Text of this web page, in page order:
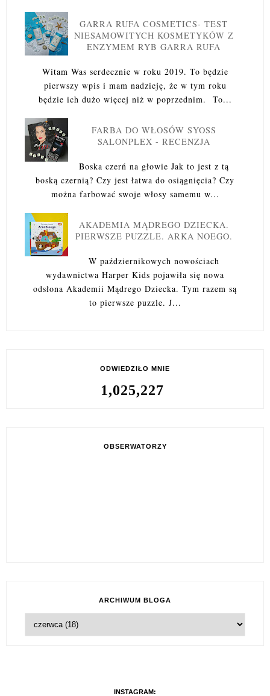
GARRA RUFA COSMETICS- TEST
NIESAMOWITYCH KOSMETYKÓW Z
ENZYMEM RYB GARRA RUFA
Witam Was serdecznie w roku 2019. To będzie
pierwszy wpis i mam nadzieję, że w tym roku
będzie ich dużo więcej niż w poprzednim. To...
FARBA DO WŁOSÓW SYOSS
SALONPLEX - RECENZJA
Boska czerń na głowie Jak to jest z tą
boską czernią? Czy jest łatwa do osiągnięcia? Czy
można farbować swoje włosy samemu w...
AKADEMIA MĄDREGO DZIECKA.
PIERWSZE PUZZLE. ARKA NOEGO.
W październikowych nowościach
wydawnictwa Harper Kids pojawiła się nowa
odsłona Akademii Mądrego Dziecka. Tym razem są
to pierwsze puzzle. J...
ODWIEDZIŁO MNIE
1,025,227
OBSERWATORZY
ARCHIWUM BLOGA
INSTAGRAM: